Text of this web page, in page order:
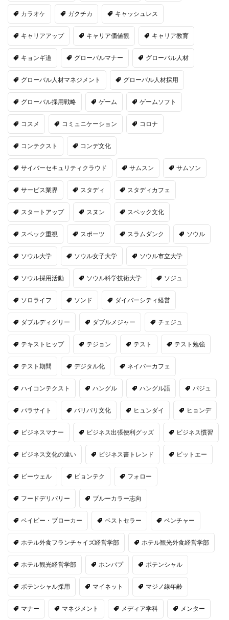
カラオケ ガクチカ キャッシュレス
キャリアアップ キャリア価値観 キャリア教育
キョンギ道 グローバルマナー グローバル人材
グローバル人材マネジメント グローバル人材採用
グローバル採用戦略 ゲーム ゲームソフト
コスメ コミュニケーション コロナ
コンテクスト コンデ文化
サイバーセキュリティクラウド サムスン サムソン
サービス業界 スタディ スタディカフェ
スタートアップ スヌン スペック文化
スペック重視 スポーツ スラムダンク ソウル
ソウル大学 ソウル女子大学 ソウル市立大学
ソウル採用活動 ソウル科学技術大学 ソジュ
ソロライフ ソンド ダイバーシティ経営
ダブルディグリー ダブルメジャー チェジュ
テキストヒップ テジョン テスト テスト勉強
テスト期間 デジタル化 ネイバーカフェ
ハイコンテクスト ハングル ハングル語 パジュ
パラサイト パリパリ文化 ヒュンダイ ヒョンデ
ビジネスマナー ビジネス出張便利グッズ ビジネス慣習
ビジネス文化の違い ビジネス書トレンド ビットエー
ビーウェル ピョンテク フォロー
フードデリバリー ブルーカラー志向
ベイビー・ブローカー ベストセラー ベンチャー
ホテル外食フランチャイズ経営学部 ホテル観光外食経営学部
ホテル観光経営学部 ホンバプ ポテンシャル
ポテンシャル採用 マイネット マジノ線年齢
マナー マネジメント メディア学科 メンター